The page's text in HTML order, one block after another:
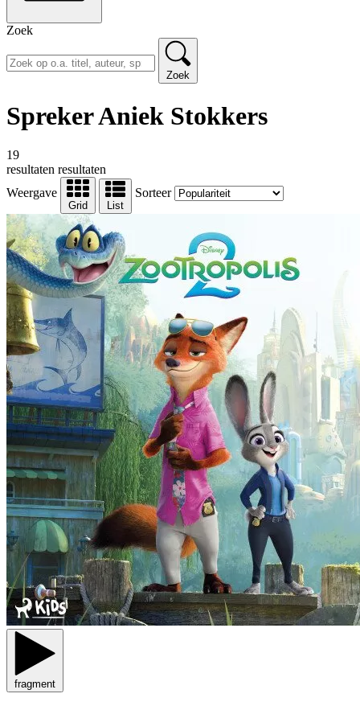
Zoek
Zoek
Spreker Aniek Stokkers
19
resultaten resultaten
Weergave
Grid List
Sorteer
fragment